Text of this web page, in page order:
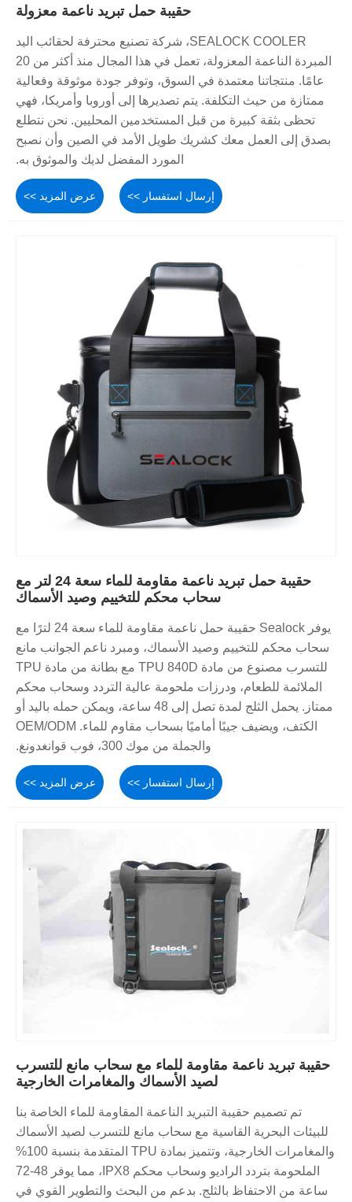
حقيبة حمل تبريد ناعمة معزولة
SEALOCK COOLER، شركة تصنيع محترفة لحقائب اليد
المبردة الناعمة المعزولة، تعمل في هذا المجال منذ أكثر من 20
عامًا. منتجاتنا معتمدة في السوق، وتوفر جودة موثوقة وفعالية
ممتازة من حيث التكلفة. يتم تصديرها إلى أوروبا وأمريكا، فهي
تحظى بثقة كبيرة من قبل المستخدمين المحليين. نحن نتطلع
بصدق إلى العمل معك كشريك طويل الأمد في الصين وأن نصبح
المورد المفضل لديك والموثوق به.
عرض المزيد >> إرسال استفسار >>
حقيبة حمل تبريد ناعمة مقاومة للماء سعة 24 لتر مع
سحاب محكم للتخييم وصيد الأسماك
يوفر Sealock حقيبة حمل ناعمة مقاومة للماء سعة 24 لترًا مع
سحاب محكم للتخييم وصيد الأسماك، ومبرد ناعم الجوانب مانع
للتسرب مصنوع من مادة TPU 840D مع بطانة من مادة TPU
الملائمة للطعام، ودرزات ملحومة عالية التردد وسحاب محكم
ممتاز. يحمل الثلج لمدة تصل إلى 48 ساعة، ويمكن حمله باليد أو
الكتف، ويضيف جيبًا أماميًا بسحاب مقاوم للماء. OEM/ODM
والجملة من موك 300، فوب قوانغدونغ.
عرض المزيد >> إرسال استفسار >>
حقيبة تبريد ناعمة مقاومة للماء مع سحاب مانع للتسرب
لصيد الأسماك والمغامرات الخارجية
تم تصميم حقيبة التبريد الناعمة المقاومة للماء الخاصة بنا
للبيئات البحرية القاسية مع سحاب مانع للتسرب لصيد الأسماك
والمغامرات الخارجية، وتتميز بمادة TPU المتقدمة بنسبة 100%
الملحومة بتردد الراديو وسحاب محكم IPX8، مما يوفر 48-72
ساعة من الاحتفاظ بالثلج. بدعم من البحث والتطوير القوي في